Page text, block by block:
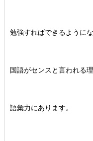
勉強すればできるようにな
国語がセンスと言われる
語彙力にあります。